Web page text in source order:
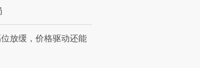
放缓，价格驱动还能